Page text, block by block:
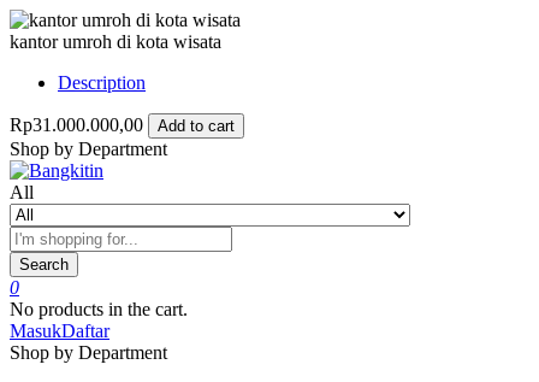
kantor umroh di kota wisata
Description
Rp31.000.000,00 Add to cart
Shop by Department
All
Search
0
No products in the cart.
MasukDaftar
Shop by Department